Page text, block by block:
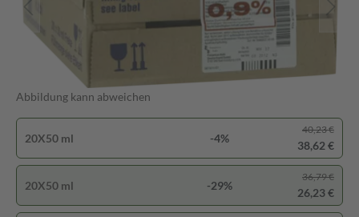
Abbildung kann abweichen
20X50 ml -4%
40,23 €
38,62 €
20X50 ml -29%
36,79 €
26,23 €